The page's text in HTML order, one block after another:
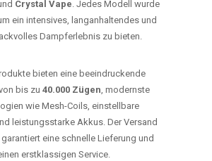
Crystal Vape. Jedes Modell wurde
ein intensives, langanhaltendes und
Dampferlebnis zu bieten.
bieten eine beeindruckende
bis zu 40.000 Zügen, modernste
wie Mesh-Coils, einstellbare
leistungsstarke Akkus. Der Versand
eine schnelle Lieferung und
erstklassigen Service.